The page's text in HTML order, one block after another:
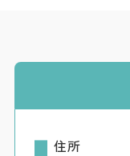
住所